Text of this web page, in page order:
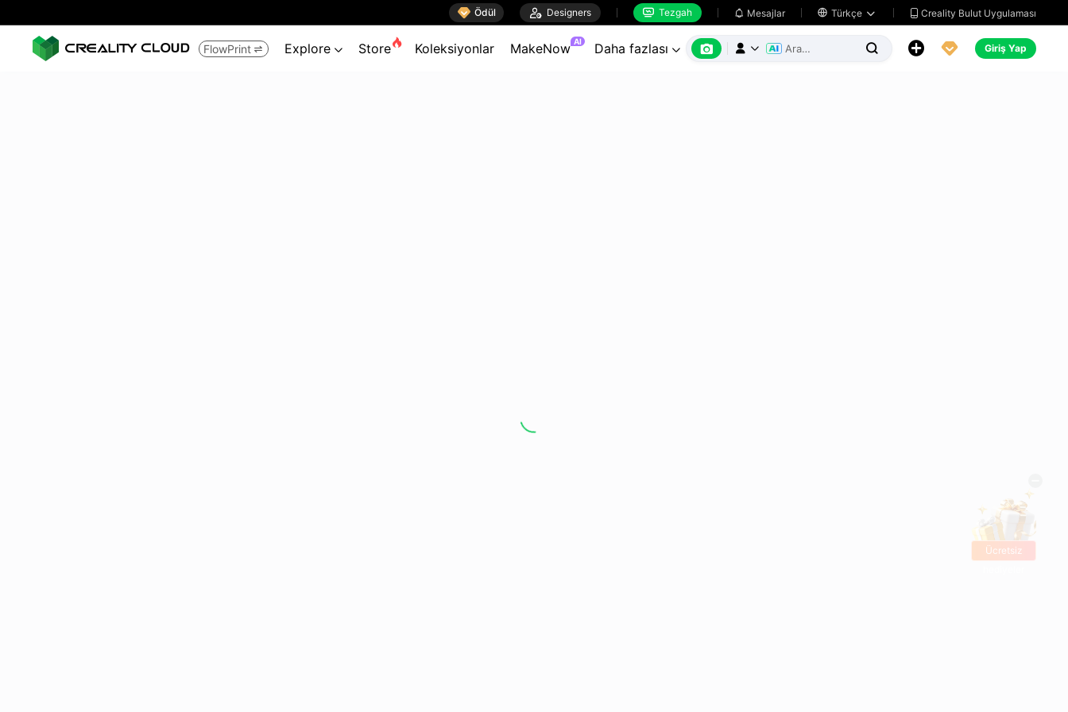
 Ödül  Designers  Tezgah  Mesajlar  Türkçe   Creality Bulut Uygulaması
FlowPrint  Explore  Store Koleksiyonlar MakeNow AI Daha fazlası        Giriş Yap
Ücretsiz